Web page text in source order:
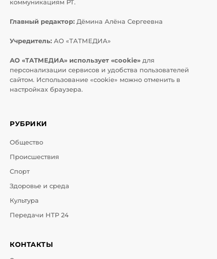
коммуникациям РТ.
Главный редактор: Дёмина Алёна Сергеевна
Учредитель: АО «ТАТМЕДИА»
АО «ТАТМЕДИА» использует «cookie» для
персонализации сервисов и удобства пользователей
сайтом. Использование «cookie» можно отменить в
настройках браузера.
РУБРИКИ
Общество
Происшествия
Спорт
Здоровье и среда
Культура
Передачи НТР 24
КОНТАКТЫ